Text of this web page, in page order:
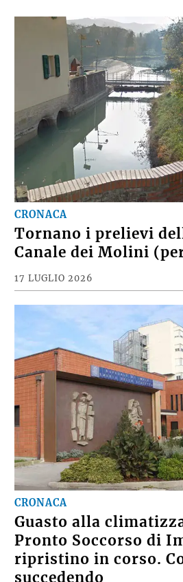
CRONACA
Tornano i prelievi
Canale dei Molini
17 LUGLIO 2026
CRONACA
Guasto alla
Pronto Soccorso di
ripristino in corso.
succedendo